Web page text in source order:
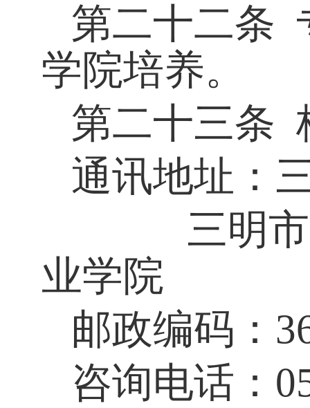
第二十二条
学院培养。
第二十三条
通讯地址：
三明市泰
业学院
邮政编码：
咨询电话：